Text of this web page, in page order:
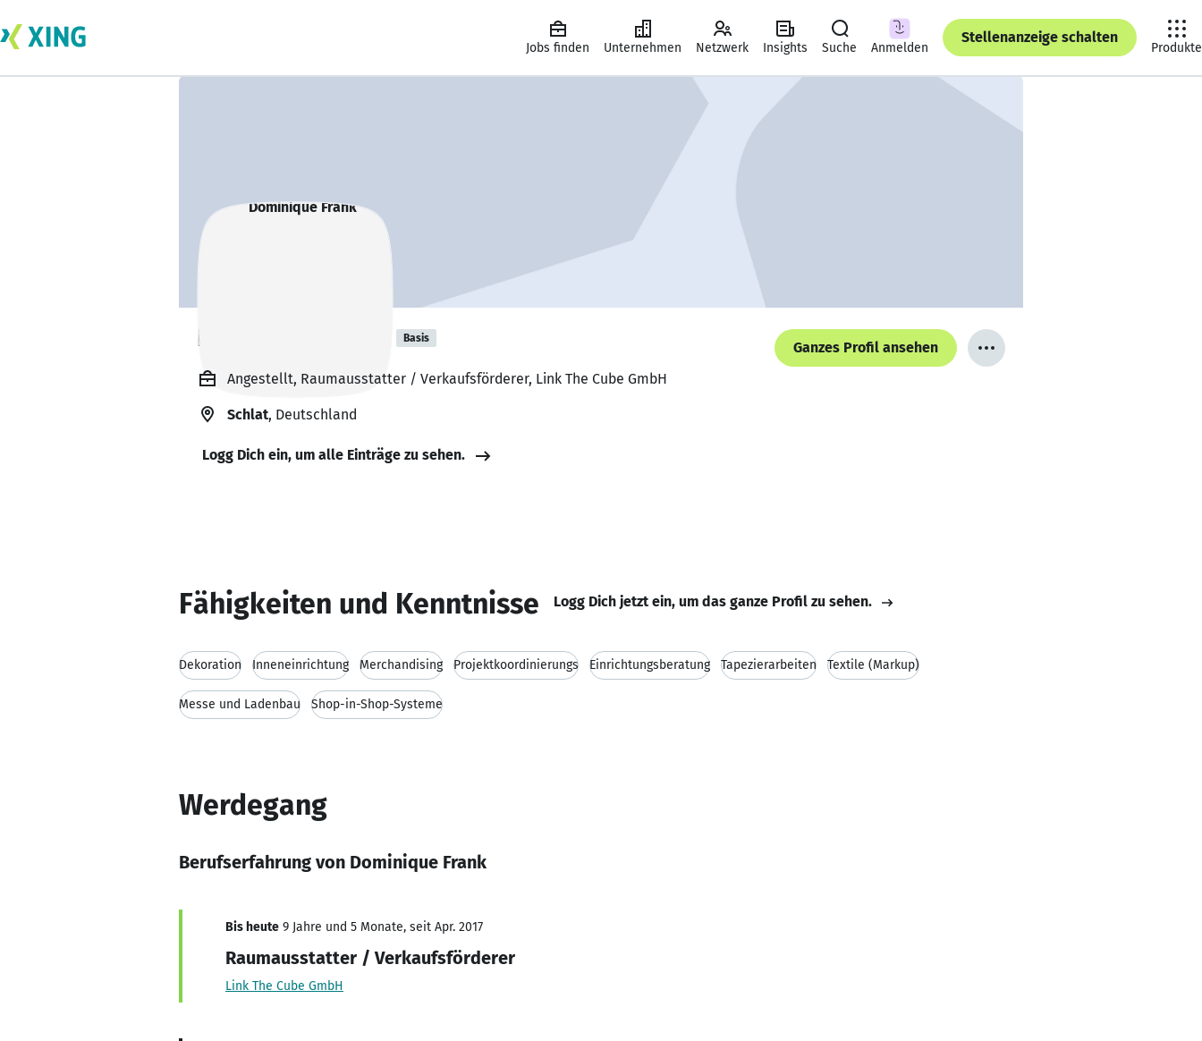
Jobs finden Unternehmen Netzwerk Insights Suche Anmelden
Stellenanzeige schalten
Produkte
Dominique Frank Basis
Ganzes Profil ansehen
Angestellt, Raumausstatter / Verkaufsförderer, Link The Cube GmbH
Schlat, Deutschland
Logg Dich ein, um alle Einträge zu sehen.
Fähigkeiten und Kenntnisse Logg Dich jetzt ein, um das ganze Profil zu sehen.
Dekoration Inneneinrichtung Merchandising Projektkoordinierungs Einrichtungsberatung Tapezierarbeiten Textile (Markup)
Messe und Ladenbau Shop-in-Shop-Systeme
Werdegang
Berufserfahrung von Dominique Frank
Bis heute 9 Jahre und 5 Monate, seit Apr. 2017
Raumausstatter / Verkaufsförderer
Link The Cube GmbH